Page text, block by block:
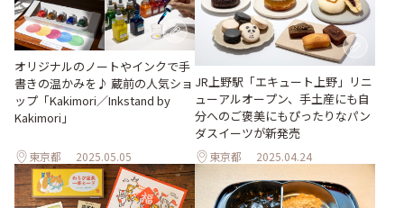
オリジナルのノートやインクで手
書きの温かみを♪ 蔵前の人気ショ
ップ「Kakimori／Inkstand by
Kakimori」
東京都 2025.05.05
JR上野駅「エキュート上野」リニ
ューアルオープン、手土産にも自
分へのご褒美にもぴったりなパン
ダスイーツが新発売
東京都 2025.04.24